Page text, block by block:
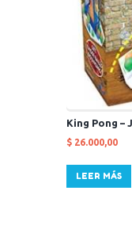
King Pong –
$ 26.000,00
LEER MÁS